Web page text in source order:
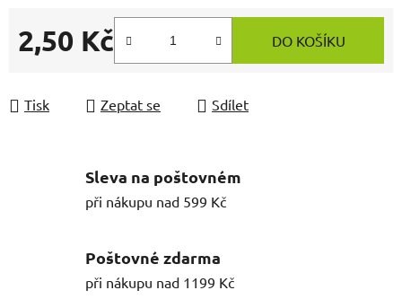
2,50 Kč DO KOŠÍKU
Tisk Zeptat se Sdílet
Sleva na poštovném
při nákupu nad 599 Kč
Poštovné zdarma
při nákupu nad 1199 Kč